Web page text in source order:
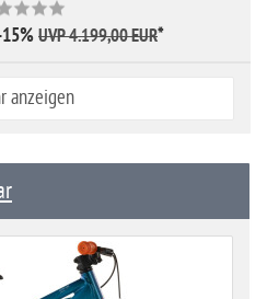
UVP 4.199,00 EUR*
anzeigen